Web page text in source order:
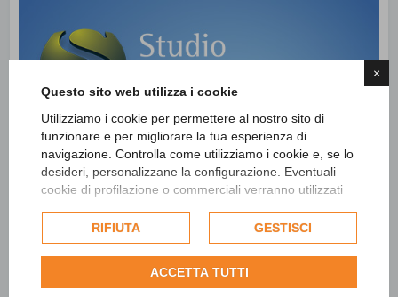
×
Questo sito web utilizza i cookie
Utilizziamo i cookie per permettere al nostro sito di
funzionare e per migliorare la tua esperienza di
navigazione. Controlla come utilizziamo i cookie e, se lo
desideri, personalizzane la configurazione. Eventuali
cookie di profilazione o commerciali verranno utilizzati
dell'utente e, se consentito, potrebbero essere utilizzati
per personalizzare gli annunci pubblicitari. Per ulteriori
informazioni su come Google utilizza i dati raccolti,
politica sulla privacy di Google
RIFIUTA GESTISCI
ACCETTA TUTTI